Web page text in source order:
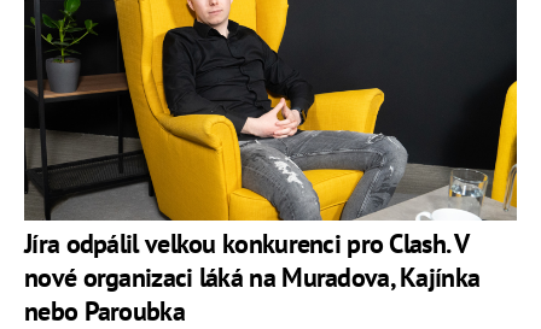
Jíra odpálil velkou konkurenci pro Clash. V
nové organizaci láká na Muradova, Kajínka
nebo Paroubka